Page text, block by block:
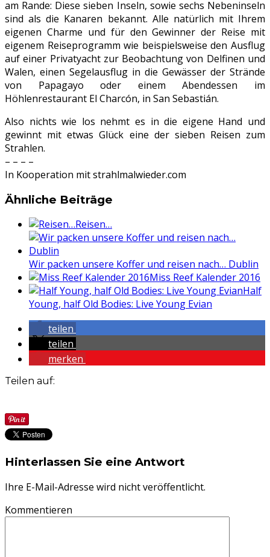
am Rande: Diese sieben Inseln, sowie sechs Nebeninseln
sind als die Kanaren bekannt. Alle natürlich mit Ihrem
eigenen Charme und für den Gewinner der Reise mit
eigenem Reiseprogramm wie beispielsweise den Ausflug
auf einer Privatyacht zur Beobachtung von Delfinen und
Walen, einen Segelausflug in die Gewässer der Strände
von Papagayo oder einem Abendessen im
Höhlenrestaurant El Charcón, in San Sebastián.
Also nichts wie los nehmt es in die eigene Hand und
gewinnt mit etwas Glück eine der sieben Reisen zum
Strahlen.
– – – –
In Kooperation mit strahlmalwieder.com
Ähnliche Beiträge
Reisen…
Wir packen unsere Koffer und reisen nach… Dublin
Miss Reef Kalender 2016
Half
Young, half Old Bodies: Live Young Evian
teilen
teilen
merken
Teilen auf:
Hinterlassen Sie eine Antwort
Ihre E-Mail-Adresse wird nicht veröffentlicht.
Kommentieren